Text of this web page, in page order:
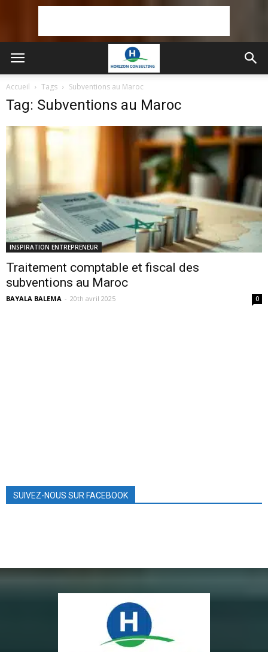
Accueil Tags Subventions au Maroc
Tag: Subventions au Maroc
INSPIRATION ENTREPRENEUR
Traitement comptable et fiscal des
subventions au Maroc
BAYALA BALEMA - 20th avril 2025 0
SUIVEZ-NOUS SUR FACEBOOK